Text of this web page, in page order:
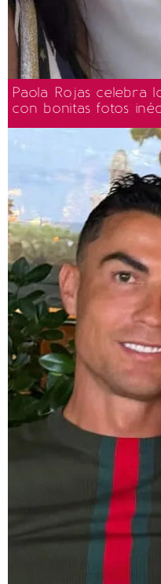
Paola Rojas celebra
con bonitas fotos